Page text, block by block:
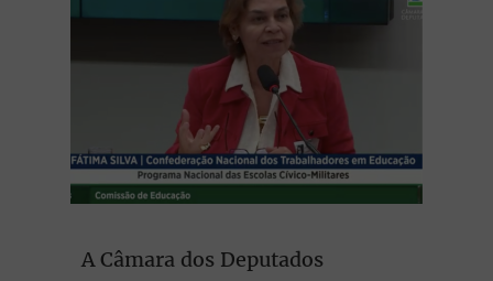
A Câmara dos Deputados